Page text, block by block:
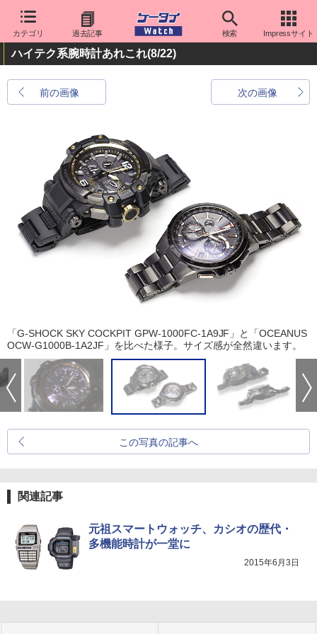
カテゴリ 過去記事 検索 Impressサイト
ハイテク系腕時計あれこれ(8/22)
前の画像 次の画像
「G-SHOCK SKY COCKPIT GPW-1000FC-1A9JF」と「OCEANUS
OCW-G1000B-1A2JF」を比べた様子。サイズ感が全然違います。
この写真の記事へ
関連記事
元祖スマートウォッチ、カシオの歴代・
多機能時計が一堂に
2015年6月3日